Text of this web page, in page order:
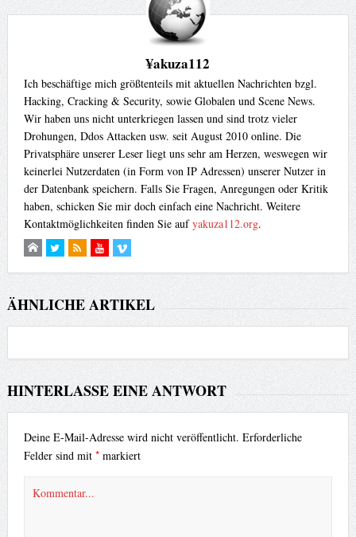
¥akuza112
Ich beschäftige mich größtenteils mit aktuellen Nachrichten bzgl.
Hacking, Cracking & Security, sowie Globalen und Scene News.
Wir haben uns nicht unterkriegen lassen und sind trotz vieler
Drohungen, Ddos Attacken usw. seit August 2010 online. Die
Privatsphäre unserer Leser liegt uns sehr am Herzen, weswegen wir
keinerlei Nutzerdaten (in Form von IP Adressen) unserer Nutzer in
der Datenbank speichern. Falls Sie Fragen, Anregungen oder Kritik
haben, schicken Sie mir doch einfach eine Nachricht. Weitere
Kontaktmöglichkeiten finden Sie aufyakuza112.org.
ÄHNLICHE ARTIKEL
HINTERLASSE EINE ANTWORT
Deine E-Mail-Adresse wird nicht veröffentlicht. Erforderliche
Felder sind mit *markiert